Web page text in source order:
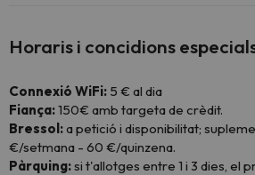
Horaris i concidions
Connexió WiFi: 5 € al dia
Fiança:150€ amb targeta de crèdit.
Bressol:a petició i disponibilitat;
€/setmana - 60 €/quinzena.
Pàrquing:si t'allotges entre 1 i 3 dies, el